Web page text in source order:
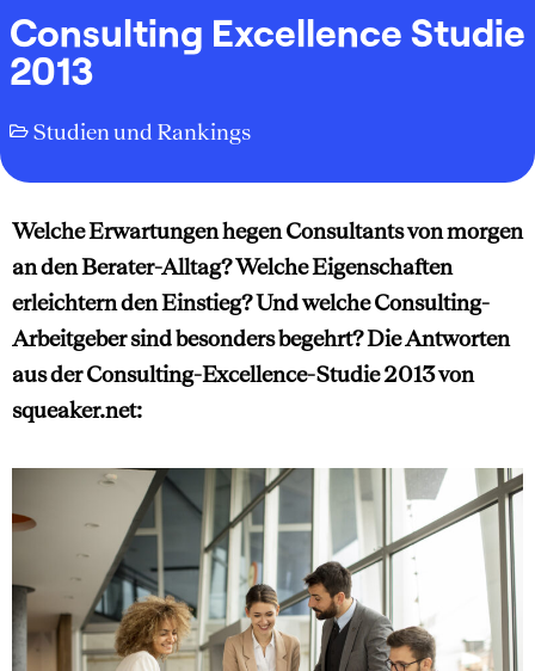
Consulting Excellence Studie
2013
Studien und Rankings
Welche Erwartungen hegen Consultants von morgen
an den Berater-Alltag? Welche Eigenschaften
erleichtern den Einstieg? Und welche Consulting-
Arbeitgeber sind besonders begehrt? Die Antworten
aus der Consulting-Excellence-Studie 2013 von
squeaker.net: